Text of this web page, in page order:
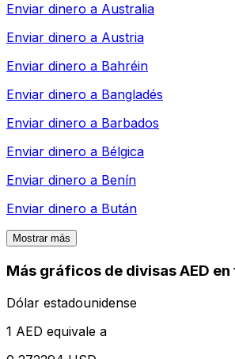
Enviar dinero a Australia
Enviar dinero a Austria
Enviar dinero a Bahréin
Enviar dinero a Bangladés
Enviar dinero a Barbados
Enviar dinero a Bélgica
Enviar dinero a Benín
Enviar dinero a Bután
Mostrar más
Más gráficos de divisas AED
Dólar estadounidense
1 AED equivale a